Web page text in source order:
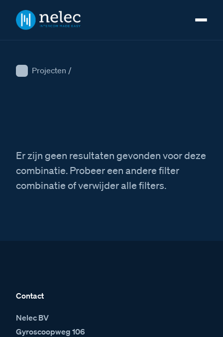
Projecten /
Er zijn geen resultaten gevonden voor deze
combinatie. Probeer een andere filter
combinatie of verwijder alle filters.
Contact
Nelec BV
Gyroscoopweg 106